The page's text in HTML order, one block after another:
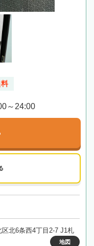
～24:00
北6条西4丁目2-7 J1札
地図